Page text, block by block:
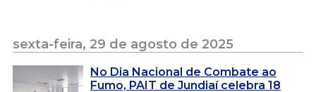
sexta-feira, 29 de agosto de 2025
No Dia Nacional de Combate ao
Fumo, PAIT de Jundiaí celebra 18